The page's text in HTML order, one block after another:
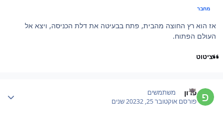
מחבר
אז הוא רץ החוצה מהבית, פתח בבעיטה את דלת הכניסה, ויצא אל
העולם הפתוח.
ציטוט
פרון משתמשים
פורסםאוקטובר 25, 2023 2 שנים